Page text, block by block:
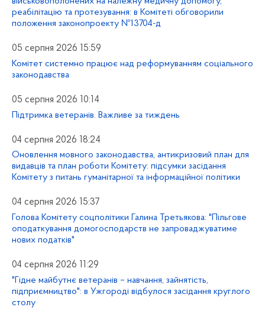
реабілітацію та протезування: в Комітеті обговорили
положення законопроекту №13704-д
05 серпня 2026 15:59
Комітет системно працює над реформуванням соціального
законодавства
05 серпня 2026 10:14
Підтримка ветеранів. Важливе за тиждень
04 серпня 2026 18:24
Оновлення мовного законодавства, антикризовий план для
видавців та план роботи Комітету: підсумки засідання
Комітету з питань гуманітарної та інформаційної політики
04 серпня 2026 15:37
Голова Комітету соцполітики Галина Третьякова: "Пільгове
оподаткування домогосподарств не запроваджуватиме
нових податків"
04 серпня 2026 11:29
"Гідне майбутнє ветеранів – навчання, зайнятість,
підприємництво": в Ужгороді відбулося засідання круглого
столу